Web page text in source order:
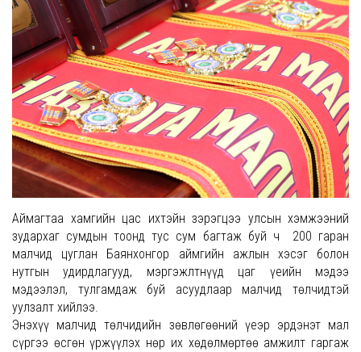
Аймагтаа хамгийн цас ихтэйн зэрэгцээ улсын хэмжээний
зудархаг сумдын тоонд тус сум багтаж буй ч 200 гаран
малчид цуглан Баянхонгор аймгийн ажлын хэсэг болон
нутгын удирдлагууд, мэргэжлтнүүд цаг үеийн мэдээ
мэдээлэл, тулгамдаж буй асуудлаар малчид төлчидтэй
уулзалт хийлээ.
Энэхүү малчид төлчидийн зөвлөгөөний үеэр эрдэнэт мал
сүргээ өсгөн үржүүлэх нөр их хөдөлмөртөө амжилт гаргаж